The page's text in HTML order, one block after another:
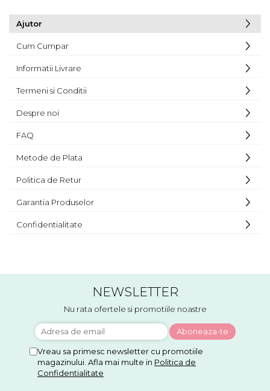
Ajutor
Cum Cumpar
Informatii Livrare
Termeni si Conditii
Despre noi
FAQ
Metode de Plata
Politica de Retur
Garantia Produselor
Confidentialitate
NEWSLETTER
Nu rata ofertele si promotiile noastre
Vreau sa primesc newsletter cu promotiile
magazinului. Afla mai multe in Politica de
Confidentialitate